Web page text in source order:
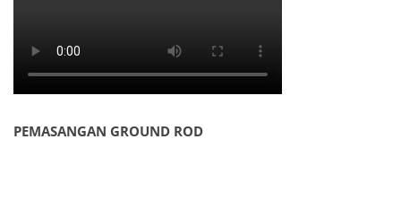
PEMASANGAN GROUND ROD